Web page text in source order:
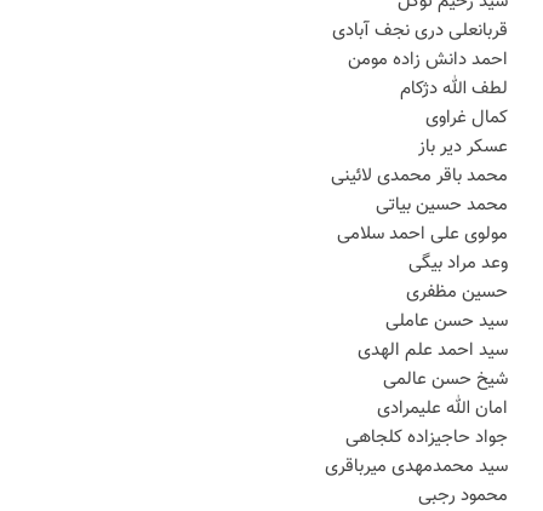
قربانعلی دری نجف آبادی
احمد دانش زاده مومن
لطف الله دژکام
کمال غراوی
عسکر دیر باز
محمد باقر محمدی لائینی
محمد حسین بیاتی
مولوی علی احمد سلامی
وعد مراد بیگی
حسین مظفری
سید حسن عاملی
سید احمد علم الهدی
شیخ حسن عالمی
امان الله علیمرادی
جواد حاجیزاده کلجاهی
سید محمدمهدی میرباقری
محمود رجبی